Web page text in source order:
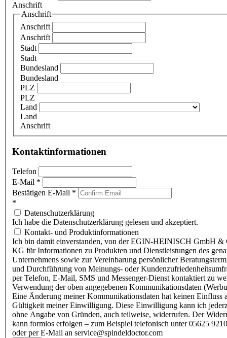
Anschrift
Anschrift
Anschrift
Anschrift
Stadt
Stadt
Bundesland
Bundesland
PLZ
PLZ
Land
Land
Anschrift
Kontaktinformationen
Telefon
E-Mail *
Bestätigen E-Mail *
*
Datenschutzerklärung
Ich habe die Datenschutzerklärung gelesen und akzeptiert.
Kontakt- und Produktinformationen
Ich bin damit einverstanden, von der EGIN-HEINISCH GmbH &
KG für Informationen zu Produkten und Dienstleistungen des
Unternehmens sowie zur Vereinbarung persönlicher
und Durchführung von Meinungs- oder
per Telefon, E-Mail, SMS und Messenger-Dienst kontaktiert zu
Verwendung der oben angegebenen Kommunikationsdaten
Eine Änderung meiner Kommunikationsdaten hat keinen Einfluss
Gültigkeit meiner Einwilligung. Diese Einwilligung kann ich
ohne Angabe von Gründen, auch teilweise, widerrufen. Der
kann formlos erfolgen – zum Beispiel telefonisch unter 05625
oder per E-Mail an service@spindeldoctor.com